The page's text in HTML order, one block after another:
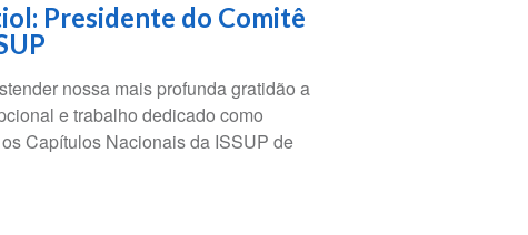
Presidente do Comitê
nossa mais profunda gratidão a
e trabalho dedicado como
Capítulos Nacionais da ISSUP de